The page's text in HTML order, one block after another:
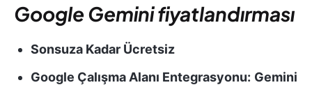
Google Gemini fiyatlandırması
Sonsuza Kadar Ücretsiz
Google Çalışma Alanı Entegrasyonu: Gemini